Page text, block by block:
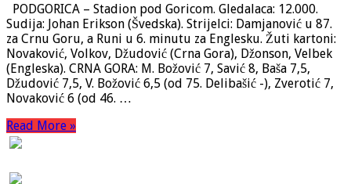
PODGORICA – Stadion pod Goricom. Gledalaca: 12.000.
Sudija: Johan Erikson (Švedska). Strijelci: Damjanović u 87.
za Crnu Goru, a Runi u 6. minutu za Englesku. Žuti kartoni:
Novaković, Volkov, Džudović (Crna Gora), Džonson, Velbek
(Engleska). CRNA GORA: M. Božović 7, Savić 8, Baša 7,5,
Džudović 7,5, V. Božović 6,5 (od 75. Delibašić -), Zverotić 7,
Novaković 6 (od 46. …
Read More »